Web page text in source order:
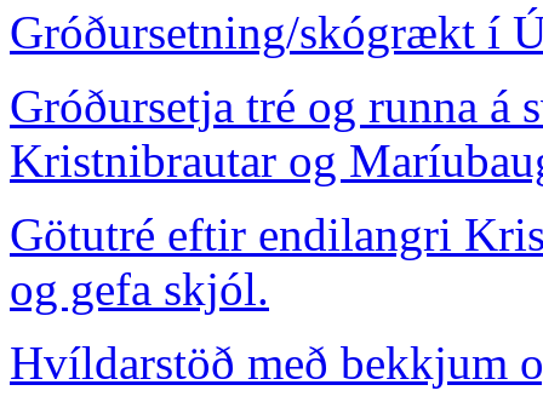
Gróðursetning/skógrækt í
Gróðursetja tré og runna á
Kristnibrautar og
Götutré eftir endilangri
og gefa skjól.
Hvíldarstöð með bekkjum